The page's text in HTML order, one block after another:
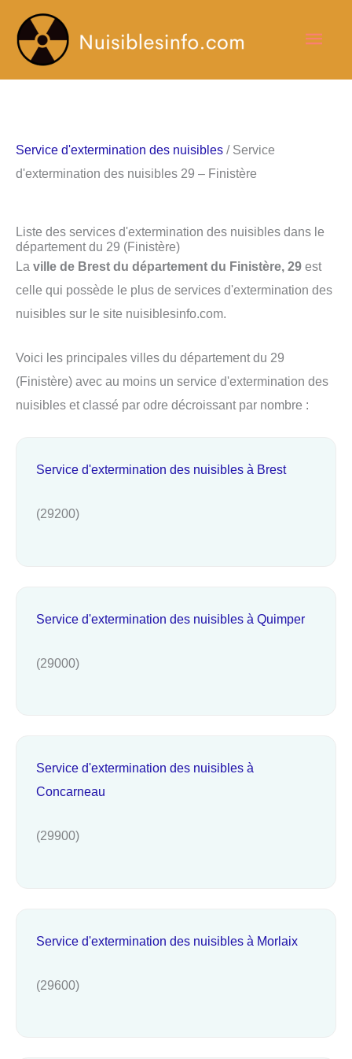
contenu
Service d'extermination des nuisibles / Service
d'extermination des nuisibles 29 – Finistère
Liste des services d'extermination des nuisibles dans le
département du 29 (Finistère)
La ville de Brest du département du Finistère, 29 est
celle qui possède le plus de services d'extermination des
nuisibles sur le site nuisiblesinfo.com.
Voici les principales villes du département du 29
(Finistère) avec au moins un service d'extermination des
nuisibles et classé par odre décroissant par nombre :
Service d'extermination des nuisibles à Brest
(29200)
Service d'extermination des nuisibles à Quimper
(29000)
Service d'extermination des nuisibles à
Concarneau
(29900)
Service d'extermination des nuisibles à Morlaix
(29600)